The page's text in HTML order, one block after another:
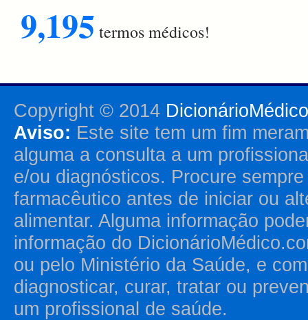
9,195 termos médicos!
Copyright © 2014
Aviso: Este site tem um fim
alguma a consulta a um
e/ou diagnósticos. Procure
farmacêutico antes de iniciar ou
alimentar. Alguma informação
informação do
ou pelo Ministério da Saúde, e
diagnosticar, curar, tratar ou
um profissional de saúde.